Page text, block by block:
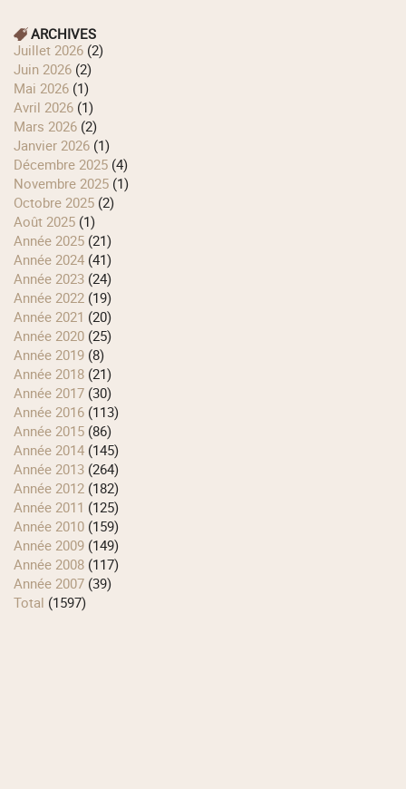
ARCHIVES
juillet 2026 (2)
juin 2026 (2)
mai 2026 (1)
avril 2026 (1)
mars 2026 (2)
janvier 2026 (1)
décembre 2025 (4)
novembre 2025 (1)
octobre 2025 (2)
août 2025 (1)
année 2025 (21)
année 2024 (41)
année 2023 (24)
année 2022 (19)
année 2021 (20)
année 2020 (25)
année 2019 (8)
année 2018 (21)
année 2017 (30)
année 2016 (113)
année 2015 (86)
année 2014 (145)
année 2013 (264)
année 2012 (182)
année 2011 (125)
année 2010 (159)
année 2009 (149)
année 2008 (117)
année 2007 (39)
total (1597)